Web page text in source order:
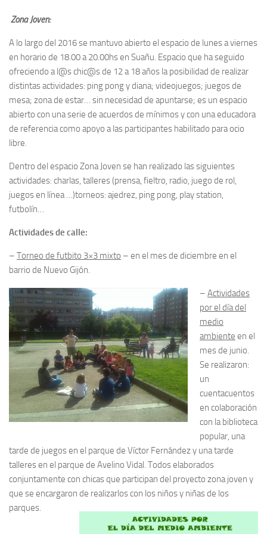
Zona Joven:
A lo largo del 2016 se mantuvo abierto el espacio de lunes a viernes
en horario de 18.00 a 20.00hs en Suañu. Espacio que ha seguido
ofreciendo a l@s chic@s de 12 a 18 años la posibilidad de realizar
distintas actividades: ping pong y diana; videojuegos; juegos de
mesa; zona de estar… sin necesidad de apuntarse; es un espacio
abierto con una serie de acuerdos de mínimos y con una educadora
de referencia como apoyo a las participantes habilitado para ocio
libre.
Dentro del espacio Zona Joven se han realizado las siguientes
actividades: charlas, talleres (prensa, fieltro, radio, juego de rol,
juegos en línea …)torneos: ajedrez, ping pong, play station,
futbolín…
Actividades de calle:
– Torneo de futbito 3×3 mixto – en el mes de diciembre en el
barrio de Nuevo Gijón.
– Actividades
por el día del
medio
ambiente en el
mes de junio.
Se realizaron:
un
cuentacuentos
en colaboración
con la biblioteca
popular, una
tarde de juegos en el parque de Víctor Fernández y una tarde
talleres en el parque de Avelino Vidal. Todos elaborados
conjuntamente con chicas que participan del proyecto zona joven y
que se encargaron de realizarlos con los niños y niñas de los
parques.